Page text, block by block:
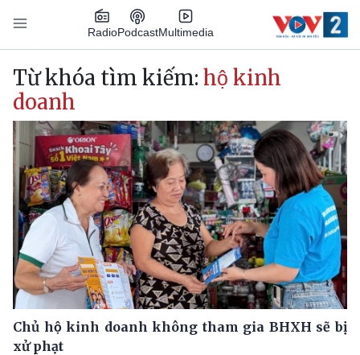
Nhảy đến nội dung
RadioPodcastMultimedia
Main navigation
Từ khóa tìm kiếm: hộ kinh
doanh
Chủ hộ kinh doanh không tham gia BHXH sẽ bị
xử phạt